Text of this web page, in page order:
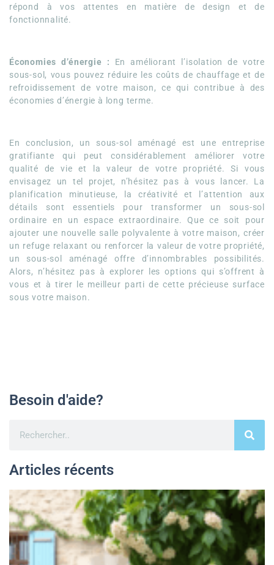
répond à vos attentes en matière de design et de
fonctionnalité.
Économies d’énergie : En améliorant l’isolation de votre
sous-sol, vous pouvez réduire les coûts de chauffage et de
refroidissement de votre maison, ce qui contribue à des
économies d’énergie à long terme.
En conclusion, un sous-sol aménagé est une entreprise
gratifiante qui peut considérablement améliorer votre
qualité de vie et la valeur de votre propriété. Si vous
envisagez un tel projet, n’hésitez pas à vous lancer. La
planification minutieuse, la créativité et l’attention aux
détails sont essentiels pour transformer un sous-sol
ordinaire en un espace extraordinaire. Que ce soit pour
ajouter une nouvelle salle polyvalente à votre maison, créer
un refuge relaxant ou renforcer la valeur de votre propriété,
un sous-sol aménagé offre d’innombrables possibilités.
Alors, n’hésitez pas à explorer les options qui s’offrent à
vous et à tirer le meilleur parti de cette précieuse surface
sous votre maison.
Besoin d'aide?
Articles récents